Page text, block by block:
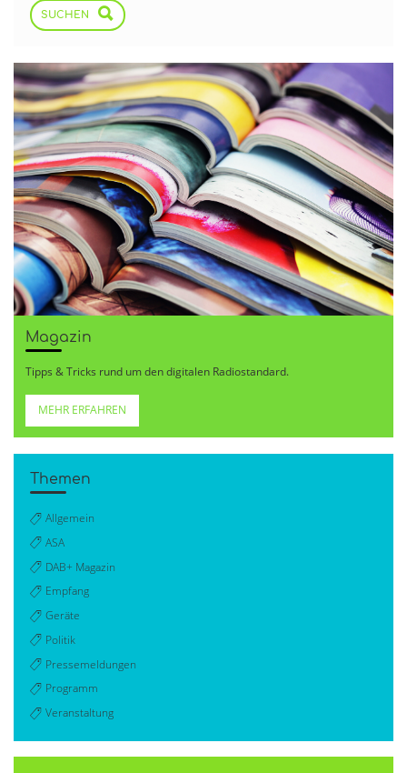
SUCHEN
Magazin
Tipps & Tricks rund um den digitalen Radiostandard.
MEHR ERFAHREN
Themen
Allgemein
ASA
DAB+ Magazin
Empfang
Geräte
Politik
Pressemeldungen
Programm
Veranstaltung